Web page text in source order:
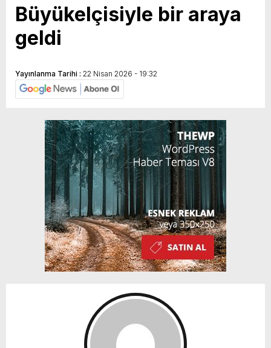
Büyükelçisiyle bir araya
geldi
Yayınlanma Tarihi : 22 Nisan 2026 - 19:32